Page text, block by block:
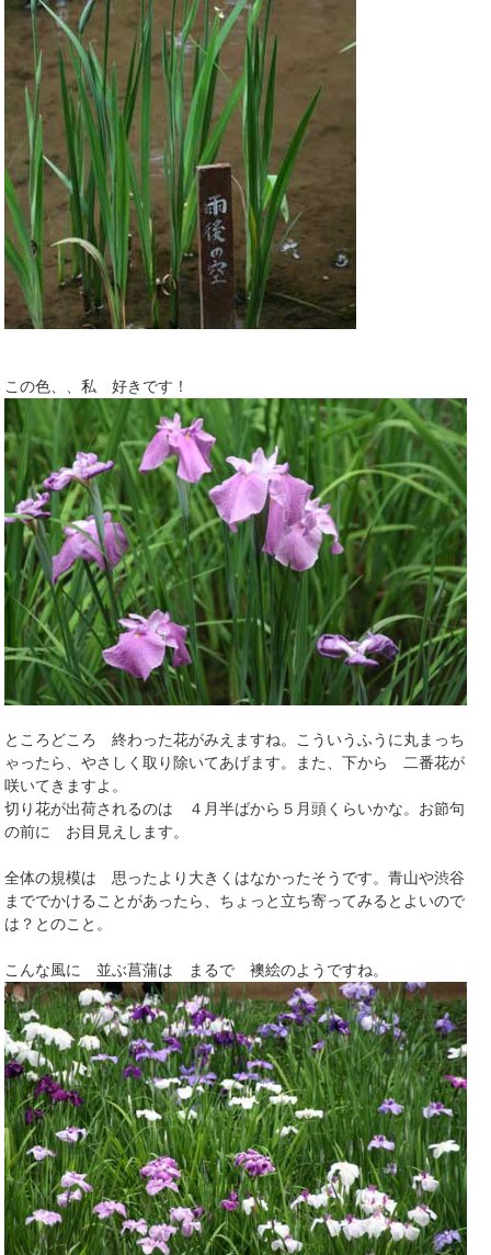
この色、、私 好きです！
ところどころ 終わった花がみえますね。こういうふうに丸まっち
ゃったら、やさしく取り除いてあげます。また、下から 二番花が
咲いてきますよ。
切り花が出荷されるのは ４月半ばから５月頭くらいかな。お節句
の前に お目見えします。
全体の規模は 思ったより大きくはなかったそうです。青山や渋谷
まででかけることがあったら、ちょっと立ち寄ってみるとよいので
は？とのこと。
こんな風に 並ぶ菖蒲は まるで 襖絵のようですね。